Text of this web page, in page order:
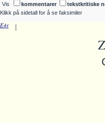
Vis kommentarer
tekstkritiske
Klikk på sidetall for å se faksimiler
|
E4r